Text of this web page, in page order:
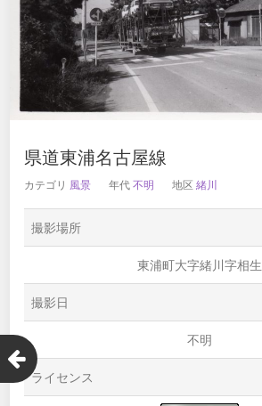
県道東浦名古屋線
カテゴリ 風景 年代不明 地区緒川
撮影場所
東浦町大字緒川字相生
撮影日
不明
ライセンス